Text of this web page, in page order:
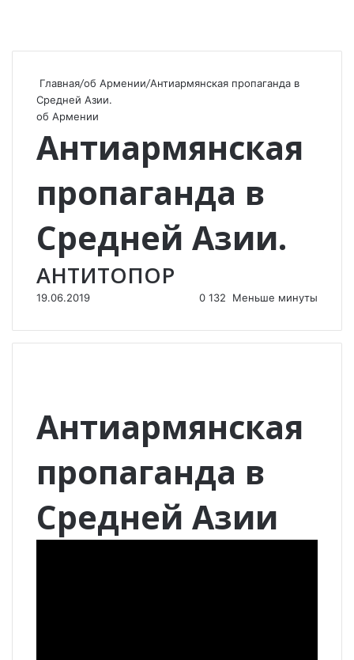
Главная/об Армении/Антиармянская пропаганда в
Средней Азии.
об Армении
Антиармянская
пропаганда в
Средней Азии.
АНТИТОПОР
19.06.2019 0 132 Меньше минуты
Антиармянская
пропаганда в
Средней Азии